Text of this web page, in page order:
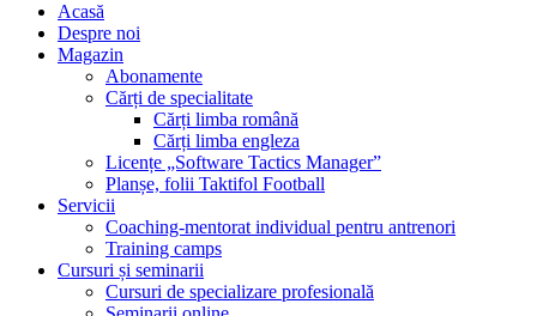
Acasă
Despre noi
Magazin
Abonamente
Cărți de specialitate
Cărți limba română
Cărți limba engleza
Licențe „Software Tactics Manager”
Planșe, folii Taktifol Football
Servicii
Coaching-mentorat individual pentru antrenori
Training camps
Cursuri și seminarii
Cursuri de specializare profesională